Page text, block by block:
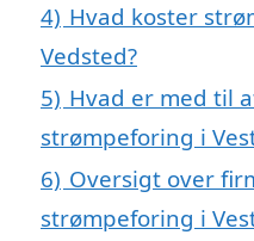
4) Hvad koster
Vedsted?
5) Hvad er med til
strømpeforing i
6) Oversigt over
strømpeforing i